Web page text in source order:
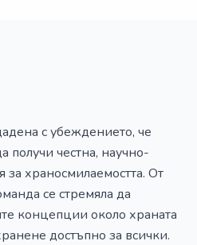
с убеждението, че
получи честна, научно-
храносмилаемостта. От
се стремяла да
концепции около храната
достъпно за всички.